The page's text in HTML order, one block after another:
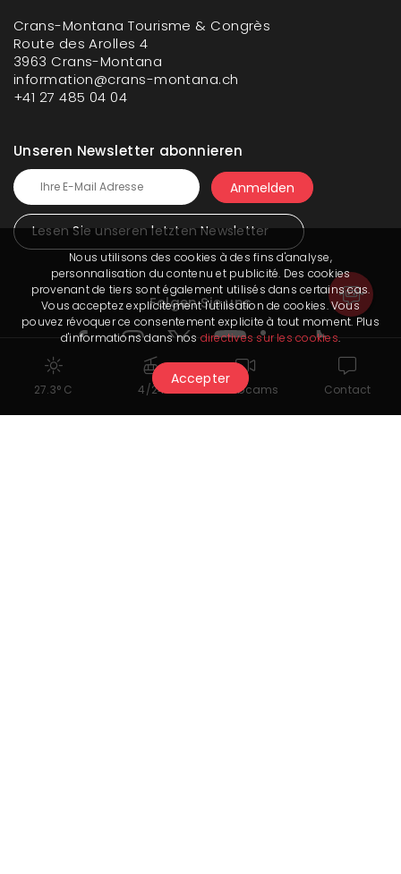
Crans-Montana Tourisme & Congrès
Route des Arolles 4
3963 Crans-Montana
information@crans-montana.ch
+41 27 485 04 04
Unseren Newsletter abonnieren
Lesen Sie unseren letzten Newsletter
Folgen Sie uns
27.3° C 4/24 Webcams Contact
Nous utilisons des cookies à des fins d'analyse,
personnalisation du contenu et publicité. Des cookies
provenant de tiers sont également utilisés dans certains cas.
Vous acceptez explicitement l'utilisation de cookies. Vous
pouvez révoquer ce consentement explicite à tout moment. Plus
d'informations dans nos directives sur les cookies.
Accepter